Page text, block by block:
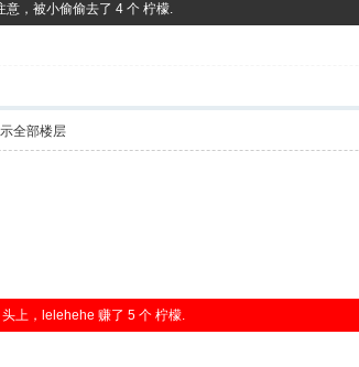
意，被小偷偷去了 4 个 柠檬.
全部楼层
上，lelehehe 赚了 5 个 柠檬.